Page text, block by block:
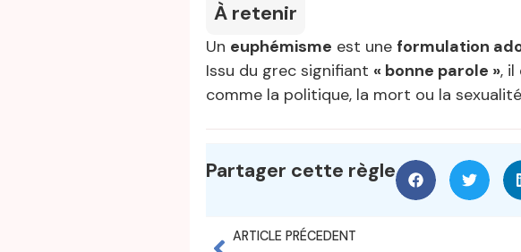
À retenir
Un euphémisme est une formulation
Issu du grec signifiant « bonne parole », il
comme la politique, la mort ou la
Partager cette règle
ARTICLE PRÉCEDENT